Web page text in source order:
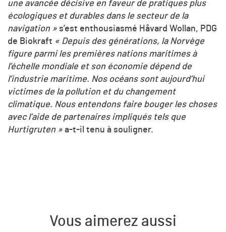
une avancée décisive en faveur de pratiques plus
écologiques et durables dans le secteur de la
navigation » s’est enthousiasmé Håvard Wollan, PDG
de Biokraft « Depuis des générations, la Norvège
figure parmi les premières nations maritimes à
l’échelle mondiale et son économie dépend de
l’industrie maritime. Nos océans sont aujourd’hui
victimes de la pollution et du changement
climatique. Nous entendons faire bouger les choses
avec l’aide de partenaires impliqués tels que
Hurtigruten » a-t-il tenu à souligner.
Vous aimerez aussi